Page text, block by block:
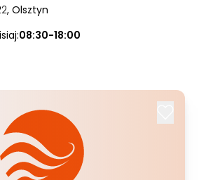
, Olsztyn
08:30-18:00